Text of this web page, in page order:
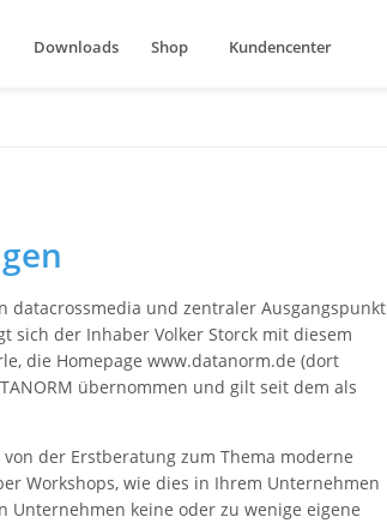
Downloads Shop Kundencenter
datacrossmedia und zentraler Ausgangspunkt
sich der Inhaber Volker Storck mit diesem
die Homepage www.datanorm.de (dort
übernommen und gilt seit dem als
der Erstberatung zum Thema moderne
Workshops, wie dies in Ihrem Unternehmen
Unternehmen keine oder zu wenige eigene